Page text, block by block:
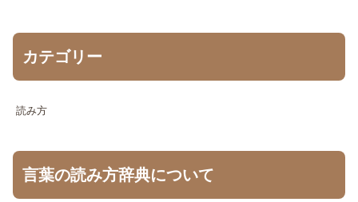
カテゴリー
読み方
言葉の読み方辞典について